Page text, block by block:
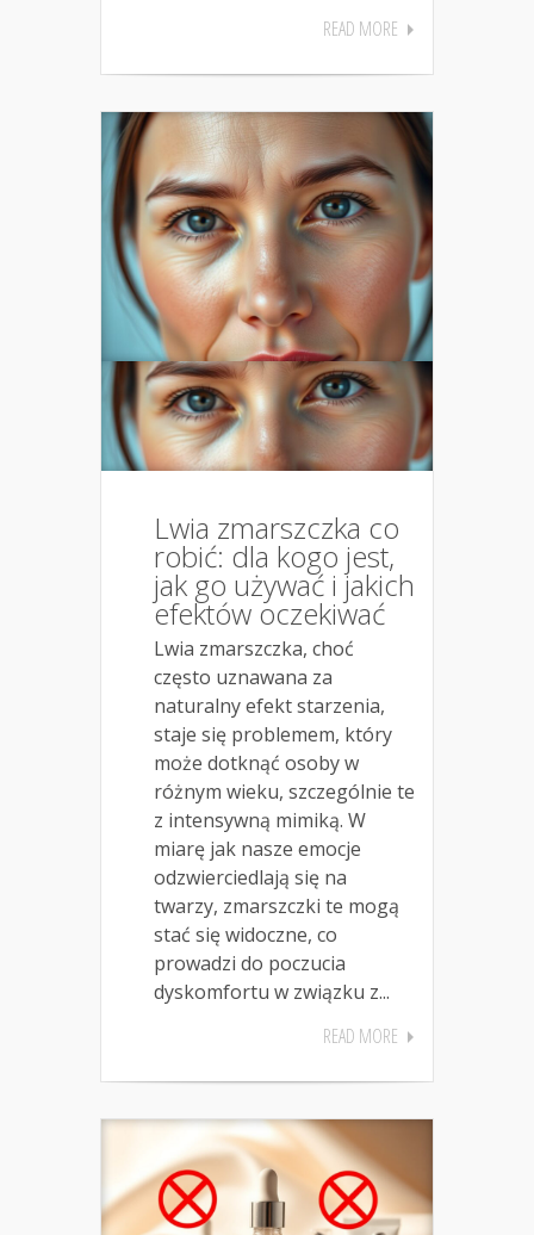
READ MORE
Lwia zmarszczka co
robić: dla kogo jest,
jak go używać i jakich
efektów oczekiwać
Lwia zmarszczka, choć
często uznawana za
naturalny efekt starzenia,
staje się problemem, który
może dotknąć osoby w
różnym wieku, szczególnie te
z intensywną mimiką. W
miarę jak nasze emocje
odzwierciedlają się na
twarzy, zmarszczki te mogą
stać się widoczne, co
prowadzi do poczucia
dyskomfortu w związku z...
READ MORE